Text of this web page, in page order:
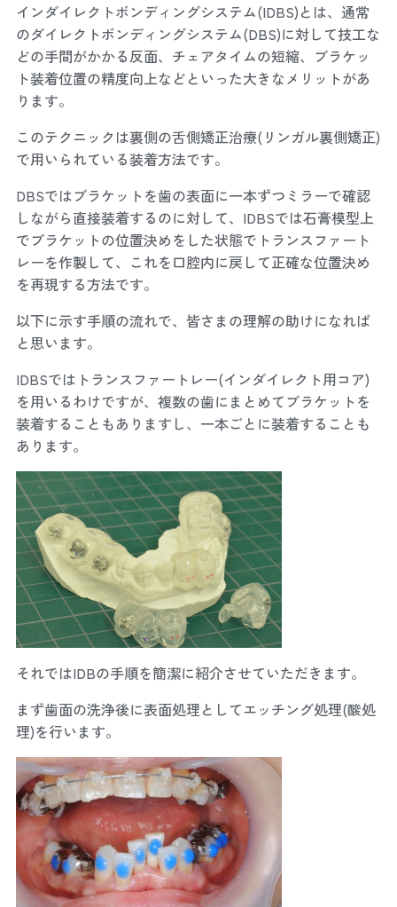
インダイレクトボンディングシステム(IDBS)とは、通常
のダイレクトボンディングシステム(DBS)に対して技工な
どの手間がかかる反面、チェアタイムの短縮、ブラケッ
ト装着位置の精度向上などといった大きなメリットがあ
ります。
このテクニックは裏側の舌側矯正治療(リンガル裏側矯正)
で用いられている装着方法です。
DBSではブラケットを歯の表面に一本ずつミラーで確認
しながら直接装着するのに対して、IDBSでは石膏模型上
でブラケットの位置決めをした状態でトランスファート
レーを作製して、これを口腔内に戻して正確な位置決め
を再現する方法です。
以下に示す手順の流れで、皆さまの理解の助けになれば
と思います。
IDBSではトランスファートレー(インダイレクト用コア)
を用いるわけですが、複数の歯にまとめてブラケットを
装着することもありますし、一本ごとに装着することも
あります。
それではIDBの手順を簡潔に紹介させていただきます。
まず歯面の洗浄後に表面処理としてエッチング処理(酸処
理)を行います。